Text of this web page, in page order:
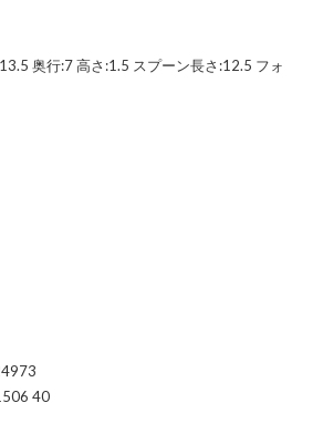
奥行:7 高さ:1.5 スプーン長さ:12.5 フォ
40